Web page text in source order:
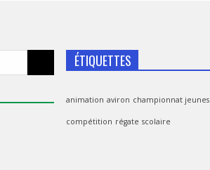
ÉTIQUETTES
animation aviron championnat jeunes
compétition régate scolaire